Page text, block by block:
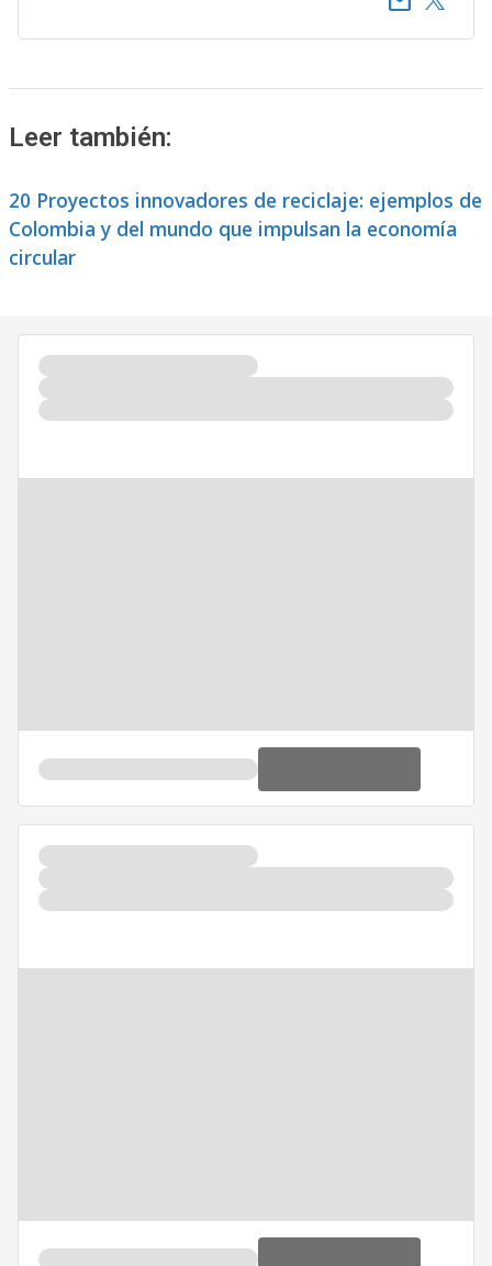
Leer también:
20 Proyectos innovadores de reciclaje: ejemplos de
Colombia y del mundo que impulsan la economía
circular